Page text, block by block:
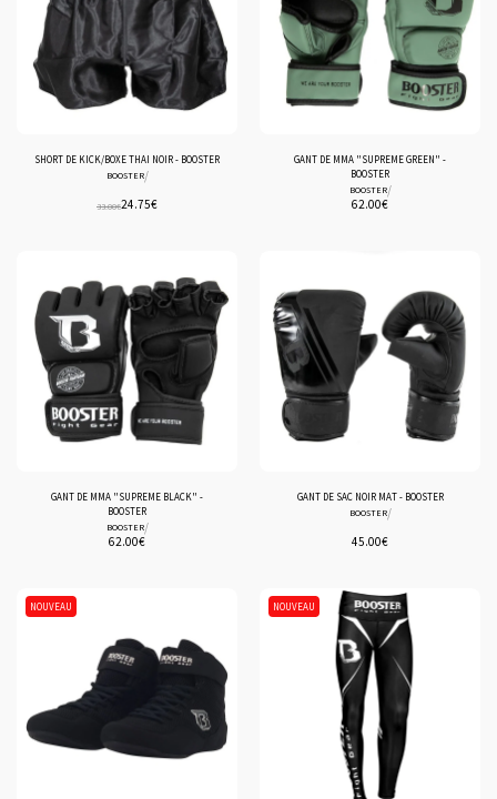
SHORT DE KICK/BOXE THAI NOIR - BOOSTER
BOOSTER/
33.00€24.75€
GANT DE MMA "SUPREME GREEN" -
BOOSTER
BOOSTER/
62.00€
GANT DE MMA "SUPREME BLACK" -
BOOSTER
BOOSTER/
62.00€
GANT DE SAC NOIR MAT - BOOSTER
BOOSTER/
45.00€
NOUVEAU NOUVEAU